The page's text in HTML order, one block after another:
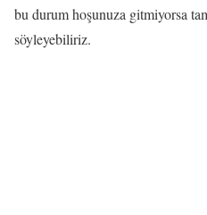
bu durum hoşunuza gitmiyorsa
söyleyebiliriz.